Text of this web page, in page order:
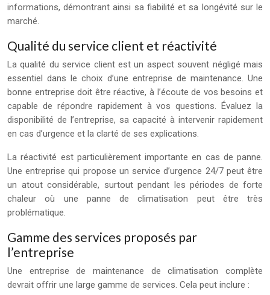
informations, démontrant ainsi sa fiabilité et sa longévité sur le
marché.
Qualité du service client et réactivité
La qualité du service client est un aspect souvent négligé mais
essentiel dans le choix d’une entreprise de maintenance. Une
bonne entreprise doit être réactive, à l’écoute de vos besoins et
capable de répondre rapidement à vos questions. Évaluez la
disponibilité de l’entreprise, sa capacité à intervenir rapidement
en cas d’urgence et la clarté de ses explications.
La réactivité est particulièrement importante en cas de panne.
Une entreprise qui propose un service d’urgence 24/7 peut être
un atout considérable, surtout pendant les périodes de forte
chaleur où une panne de climatisation peut être très
problématique.
Gamme des services proposés par
l’entreprise
Une entreprise de maintenance de climatisation complète
devrait offrir une large gamme de services. Cela peut inclure :